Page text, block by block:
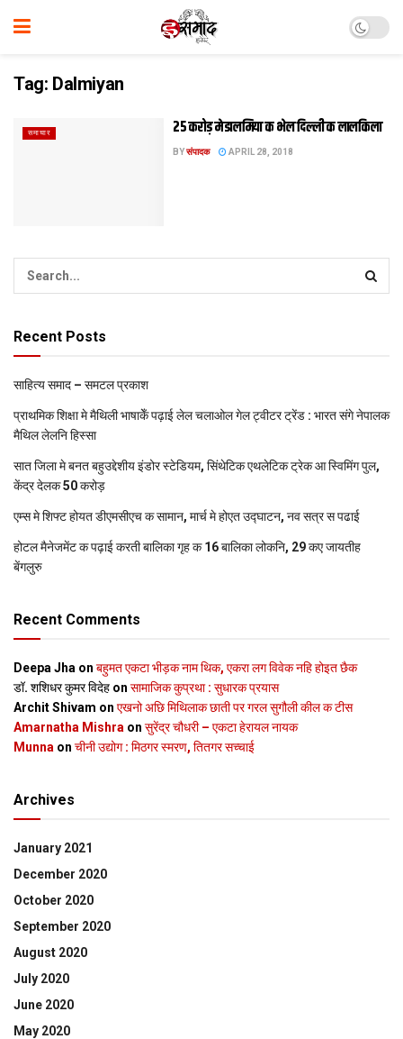
Tag: Dalmiyan
समाचार 25 करोड़ मे डालमिया क भेल दिल्ली क लालकिला
BYसंपादक APRIL 28, 2018
Recent Posts
साहित्य समाद – समटल प्रकाश
प्राथमिक शि‍क्षा मे मैथि‍ली भाषाकेँ पढ़ाई लेल चलाओल गेल ट्वीटर ट्रेंड : भारत संगे नेपालक
मैथिल लेलनि हिस्सा
सात जिला मे बनत बहुउद्देशीय इंडोर स्‍टेडि‍यम, सिंथेटिक एथलेटिक ट्रेक आ स्विमिंग पुल,
केंद्र देलक 50 करोड़
एम्स मे शिफ्ट होयत डीएमसीएच क सामान, मार्च मे होएत उद्घाटन, नव सत्र स पढाई
होटल मैनेजमेंट क पढ़ाई करती बालिका गृह क 16 बालिका लोकनि, 29 कए जायतीह
बेंगलुरु
Recent Comments
Deepa Jha on बहुमत एकटा भीड़क नाम थिक, एकरा लग विवेक नहि होइत छैक
डॉ. शशिधर कुमर विदेह on सामाजिक कुप्रथा : सुधारक प्रयास
Archit Shivam on एखनो अछि मिथिलाक छाती पर गरल सुगौली कील क टीस
Amarnatha Mishra on सुरेंद्र चौधरी – एकटा हेरायल नायक
Munna on चीनी उद्योग : मिठगर स्‍मरण, तितगर सच्‍चाई
Archives
January 2021
December 2020
October 2020
September 2020
August 2020
July 2020
June 2020
May 2020